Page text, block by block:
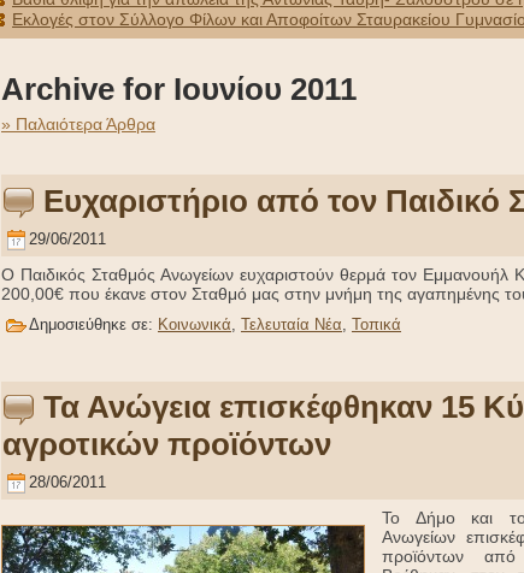
Εκλογές στον Σύλλογο Φίλων και Αποφοίτων Σταυρακείου
Archive for Ιουνίου 2011
» Παλαιότερα Άρθρα
Ευχαριστήριο από τον Παιδικό
29/06/2011
Ο Παιδικός Σταθμός Ανωγείων ευχαριστούν θερμά τον
200,00€ που έκανε στον Σταθμό μας στην μνήμη της αγαπημένης
Δημοσιεύθηκε σε: Κοινωνικά, Τελευταία Νέα, Τοπικά
Τα Ανώγεια επισκέφθηκαν 15
αγροτικών προϊόντων
28/06/2011
Το Δήμο και το
Ανωγείων
προϊόντων από